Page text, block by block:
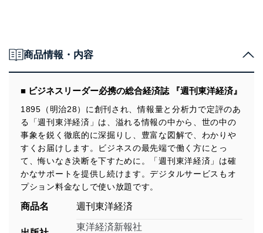
商品情報・内容
■ ビジネスリーダー必携の総合経済誌 『週刊東洋経済』
1895（明治28）に創刊され、情報量と分析力で定評のあ
る「週刊東洋経済」は、溢れる情報の中から、世の中の
事象を鋭く徹底的に深掘りし、豊富な図解で、わかりや
すくお届けします。ビジネスの最先端で働く方にとっ
て、悔いなき決断を下すために。「週刊東洋経済」は確
かなサポートを提供し続けます。デジタルサービスもオ
プション料金なしで使い放題です。
商品名 週刊東洋経済
東洋経済新報社